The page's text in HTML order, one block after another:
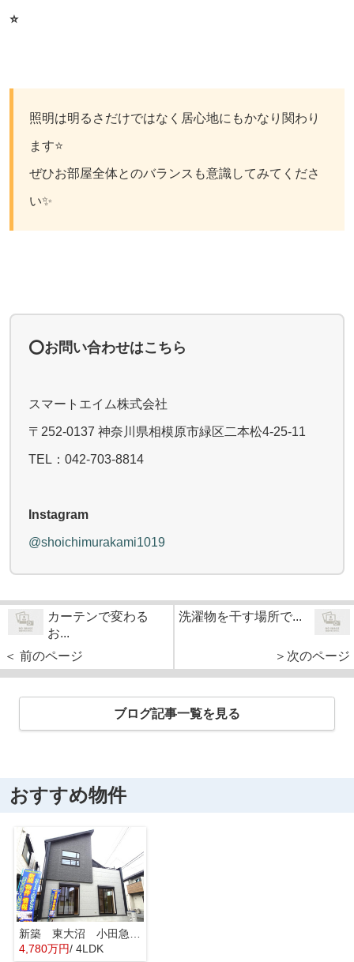
⭐️
照明は明るさだけではなく居心地にもかなり関わり
ます⭐️
ぜひお部屋全体とのバランスも意識してみてくださ
い✨
⭕️お問い合わせはこちら
スマートエイム株式会社
〒252-0137 神奈川県相模原市緑区二本松4-25-11
TEL：042-703-8814
Instagram
@shoichimurakami1019
カーテンで変わる
お...
＜ 前のページ
洗濯物を干す場所で...
＞次のページ
ブログ記事一覧を見る
おすすめ物件
新築 東大沼 小田急線 相模大野駅 横浜線 古淵駅
4,780万円/ 4LDK